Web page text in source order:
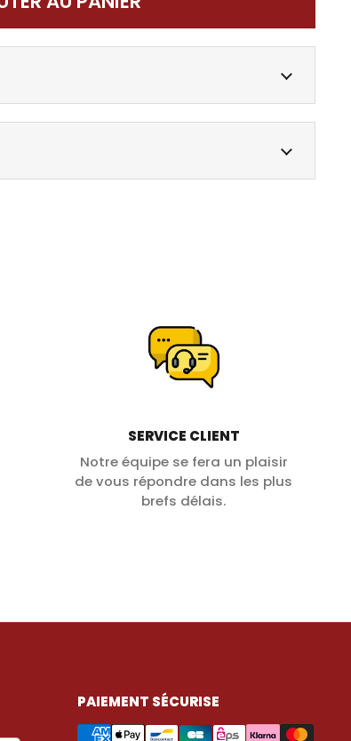
SERVICE CLIENT
Notre équipe se fera un plaisir
de vous répondre dans les plus
brefs délais.
PAIEMENT SÉCURISE